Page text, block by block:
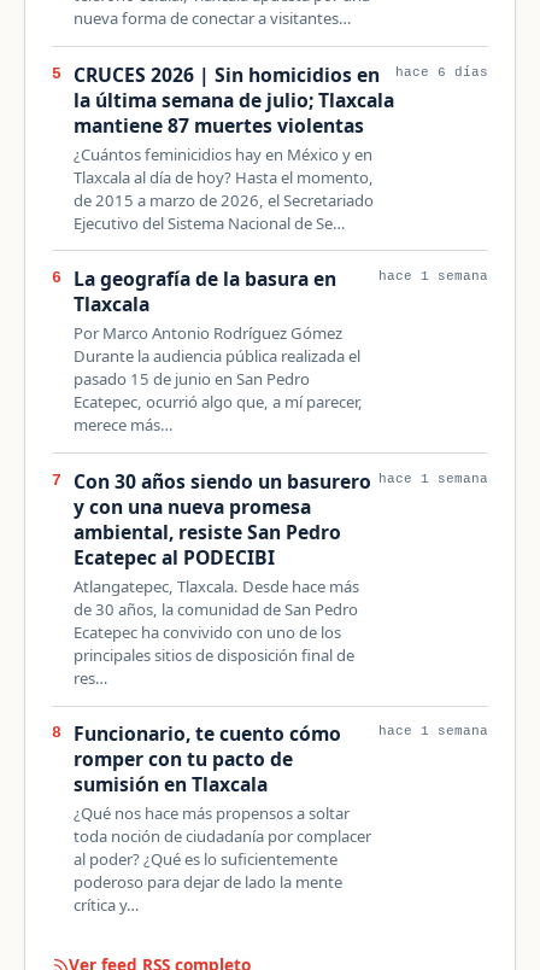
nueva forma de conectar a visitantes…
5
CRUCES 2026 | Sin homicidios en
la última semana de julio; Tlaxcala
mantiene 87 muertes violentas
¿Cuántos feminicidios hay en México y en
Tlaxcala al día de hoy? Hasta el momento,
de 2015 a marzo de 2026, el Secretariado
Ejecutivo del Sistema Nacional de Se…
hace 6 días
6
La geografía de la basura en
Tlaxcala
Por Marco Antonio Rodríguez Gómez
Durante la audiencia pública realizada el
pasado 15 de junio en San Pedro
Ecatepec, ocurrió algo que, a mí parecer,
merece más…
hace 1 semana
7
Con 30 años siendo un basurero
y con una nueva promesa
ambiental, resiste San Pedro
Ecatepec al PODECIBI
Atlangatepec, Tlaxcala. Desde hace más
de 30 años, la comunidad de San Pedro
Ecatepec ha convivido con uno de los
principales sitios de disposición final de
res…
hace 1 semana
8
Funcionario, te cuento cómo
romper con tu pacto de
sumisión en Tlaxcala
¿Qué nos hace más propensos a soltar
toda noción de ciudadanía por complacer
al poder? ¿Qué es lo suficientemente
poderoso para dejar de lado la mente
crítica y…
hace 1 semana
Ver feed RSS completo